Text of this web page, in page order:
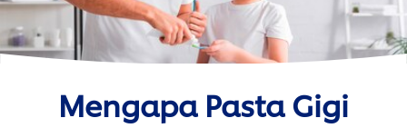
Professional
Pepsodent Expert
Pepsodent Ultra White
Mengapa Pasta Gigi